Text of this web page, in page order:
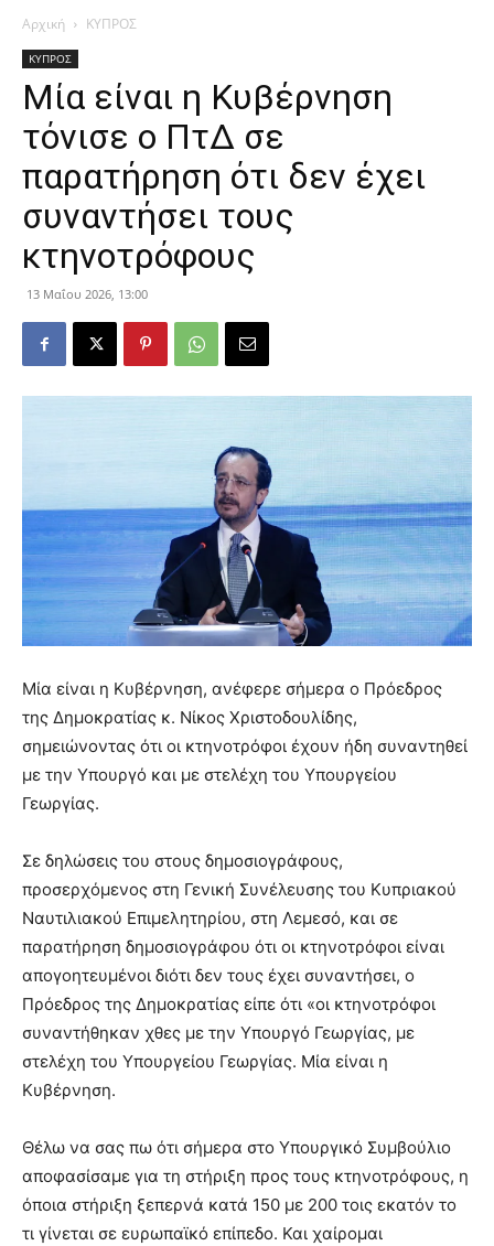
Αρχική ΚΥΠΡΟΣ
ΚΥΠΡΟΣ
Μία είναι η Κυβέρνηση
τόνισε ο ΠτΔ σε
παρατήρηση ότι δεν έχει
συναντήσει τους
κτηνοτρόφους
13 Μαΐου 2026, 13:00
Μία είναι η Κυβέρνηση, ανέφερε σήμερα ο Πρόεδρος
της Δημοκρατίας κ. Νίκος Χριστοδουλίδης,
σημειώνοντας ότι οι κτηνοτρόφοι έχουν ήδη συναντηθεί
με την Υπουργό και με στελέχη του Υπουργείου
Γεωργίας.
Σε δηλώσεις του στους δημοσιογράφους,
προσερχόμενος στη Γενική Συνέλευσης του Κυπριακού
Ναυτιλιακού Επιμελητηρίου, στη Λεμεσό, και σε
παρατήρηση δημοσιογράφου ότι οι κτηνοτρόφοι είναι
απογοητευμένοι διότι δεν τους έχει συναντήσει, ο
Πρόεδρος της Δημοκρατίας είπε ότι «οι κτηνοτρόφοι
συναντήθηκαν χθες με την Υπουργό Γεωργίας, με
στελέχη του Υπουργείου Γεωργίας. Μία είναι η
Κυβέρνηση.
Θέλω να σας πω ότι σήμερα στο Υπουργικό Συμβούλιο
αποφασίσαμε για τη στήριξη προς τους κτηνοτρόφους, η
όποια στήριξη ξεπερνά κατά 150 με 200 τοις εκατόν το
τι γίνεται σε ευρωπαϊκό επίπεδο. Και χαίρομαι